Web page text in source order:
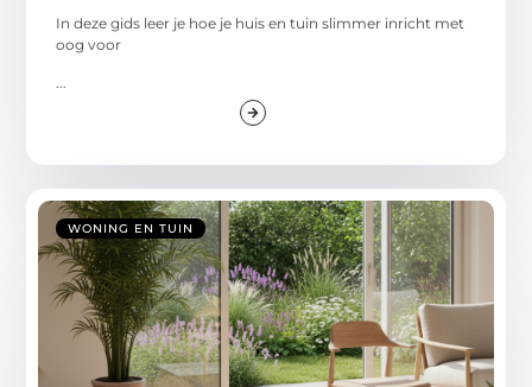
In deze gids leer je hoe je huis en tuin slimmer inricht met
oog voor
...
WONING EN TUIN